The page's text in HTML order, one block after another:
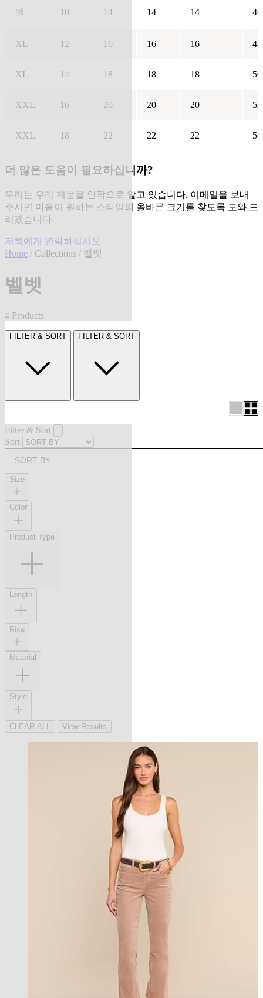
엘 10 14 14 14 46
XL 12 16 16 16 48
XL 14 18 18 18 50
XXL 16 20 20 20 52
XXL 18 22 22 22 54
더 많은 도움이 필요하십니까?
우리는 우리 제품을 안팎으로 알고 있습니다. 이메일을 보내
주시면 마음이 원하는 스타일의 올바른 크기를 찾도록 도와 드
리겠습니다.
저희에게 연락하십시오
Home / Collections / 벨벳
벨벳
4 Products
FILTER & SORT FILTER & SORT
Filter & Sort
Sort
SORT BY
Size
Color
Product Type
Length
Rise
Material
Style
CLEAR ALL View Results